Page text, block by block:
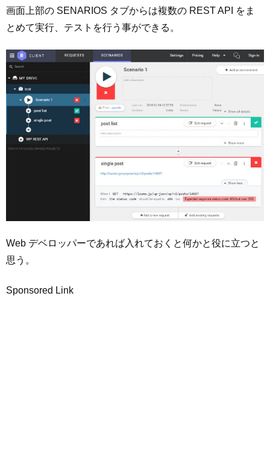
画面上部の SENARIOS タブからは複数の REST API をま
とめて実行、テストを行う事ができる。
Web デベロッパーであれば入れておくと何かと役に立つと
思う。
Sponsored Link